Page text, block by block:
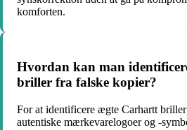
komforten.
Hvordan kan man
briller fra falske kopier?
For at identificere ægte Carhartt
autentiske mærkevarelogoer og -